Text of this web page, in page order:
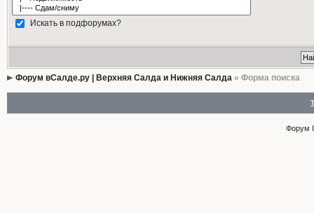
Искать в подфорумах?
Форум вСалде.ру | Верхняя Салда и Нижняя Салда» Форма поиска
Форум